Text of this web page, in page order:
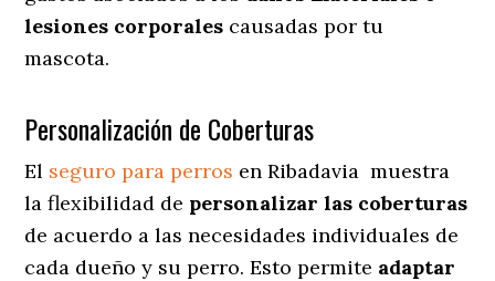
lesiones corporales causadas por tu
mascota.
Personalización de Coberturas
El seguro para perros en Ribadavia muestra
la flexibilidad de personalizar las coberturas
de acuerdo a las necesidades individuales de
cada dueño y su perro. Esto permite adaptar